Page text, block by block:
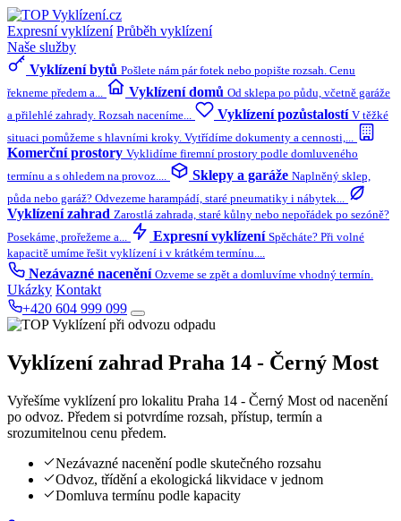
Expresní vyklízení Průběh vyklízení
Naše služby
Vyklízení bytů Pošlete nám pár fotek nebo popište rozsah. Cenu
řekneme předem a...
Vyklízení domů Od sklepa po půdu, včetně garáže
a přilehlé zahrady. Rozsah naceníme...
Vyklízení pozůstalostí V těžké
situaci pomůžeme s hlavními kroky. Vytřídíme dokumenty a cennosti,...
Komerční prostory Vyklidíme firemní prostory podle domluveného
termínu a s ohledem na provoz....
Sklepy a garáže Naplněný sklep,
půda nebo garáž? Odvezeme harampádí, staré pneumatiky i nábytek...
Vyklízení zahrad Zarostlá zahrada, staré kůlny nebo nepořádek po sezóně?
Posekáme, prořežeme a...
Expresní vyklízení Spěcháte? Při volné
kapacitě umíme řešit vyklízení i v krátkém termínu....
Nezávazné nacenění Ozveme se zpět a domluvíme vhodný termín.
Ukázky Kontakt
+420 604 999 099
Vyklízení zahrad Praha 14 - Černý Most
Vyřešíme vyklízení pro lokalitu Praha 14 - Černý Most od nacenění
po odvoz. Předem si potvrdíme rozsah, přístup, termín a
srozumitelnou cenu předem.
Nezávazné nacenění podle skutečného rozsahu
Odvoz, třídění a ekologická likvidace v jednom
Domluva termínu podle kapacity